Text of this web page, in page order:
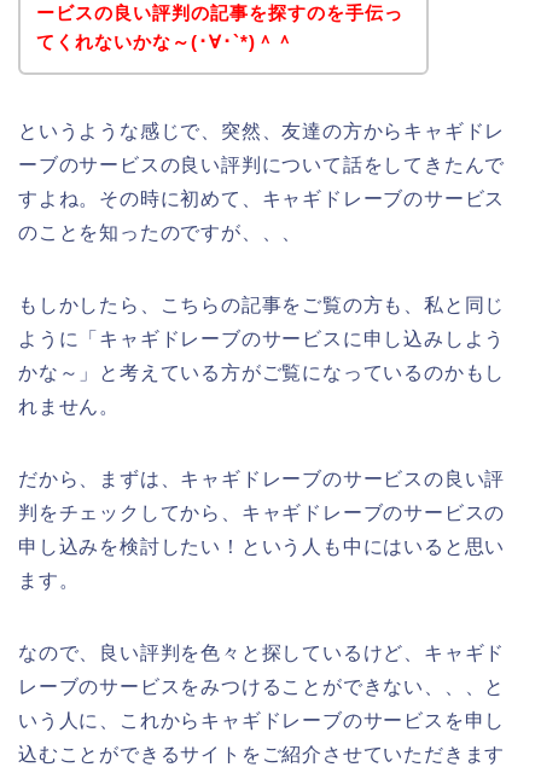
ービスの良い評判の記事を探すのを手伝っ
てくれないかな～(･∀･`*)＾＾
というような感じで、突然、友達の方からキャギドレ
ーブのサービスの良い評判について話をしてきたんで
すよね。その時に初めて、キャギドレーブのサービス
のことを知ったのですが、、、
もしかしたら、こちらの記事をご覧の方も、私と同じ
ように「キャギドレーブのサービスに申し込みしよう
かな～」と考えている方がご覧になっているのかもし
れません。
だから、まずは、キャギドレーブのサービスの良い評
判をチェックしてから、キャギドレーブのサービスの
申し込みを検討したい！という人も中にはいると思い
ます。
なので、良い評判を色々と探しているけど、キャギド
レーブのサービスをみつけることができない、、、と
いう人に、これからキャギドレーブのサービスを申し
込むことができるサイトをご紹介させていただきます